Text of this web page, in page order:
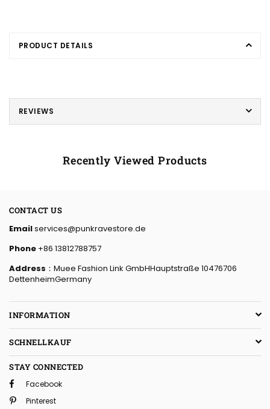
PRODUCT DETAILS
REVIEWS
Recently Viewed Products
CONTACT US
Emailservices@punkravestore.de
Phone +86 13812788757
Address ：Muee Fashion Link GmbHHauptstraße 10476706
DettenheimGermany
INFORMATION
SCHNELLKAUF
STAY CONNECTED
Facebook
Pinterest